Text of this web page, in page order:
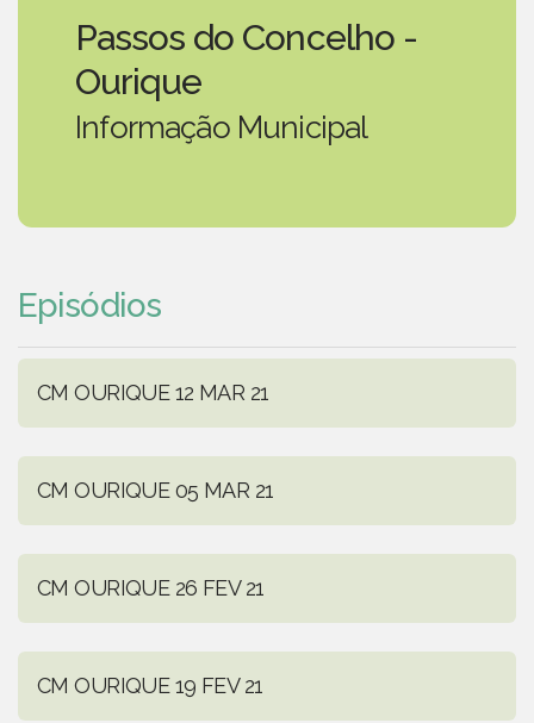
Passos do Concelho -
Ourique
Informação Municipal
Episódios
CM OURIQUE 12 MAR 21
CM OURIQUE 05 MAR 21
CM OURIQUE 26 FEV 21
CM OURIQUE 19 FEV 21